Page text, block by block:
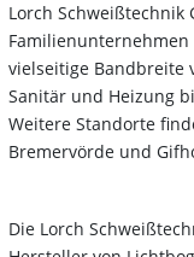
Lorch Schweißtechnik
vielseitige Bandbreite
Sanitär und Heizung
Weitere Standorte
Bremervörde und
Die Lorch